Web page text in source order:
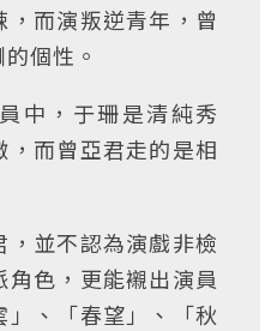
而演叛逆青年，曾
個性。
中，于珊是清純秀
而曾亞君走的是相
並不認為演戲非檢
色，更能襯出演員
、「春望」、「秋